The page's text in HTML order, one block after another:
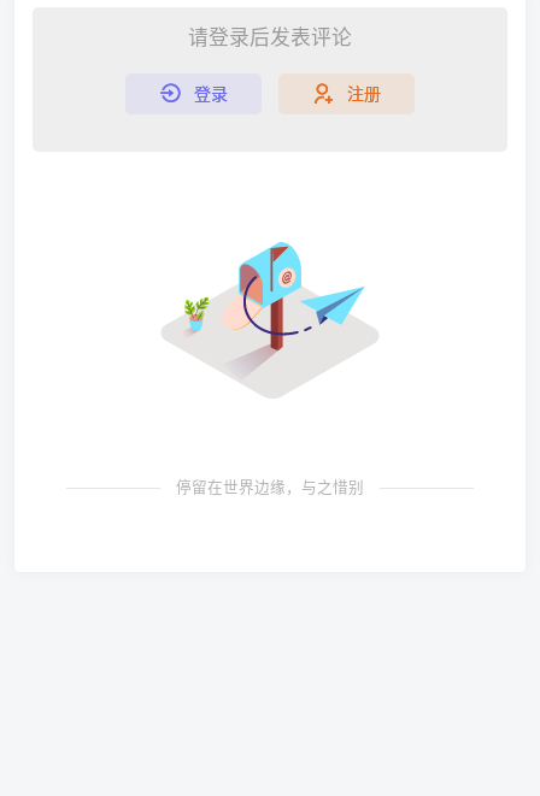
请登录后发表评论
登录 注册
停留在世界边缘，与之惜别